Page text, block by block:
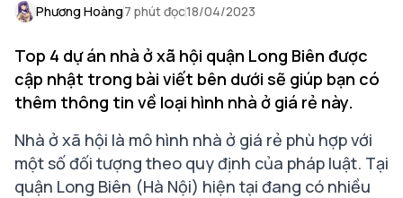
Phương Hoàng7 phút đọc18/04/2023
Top 4 dự án nhà ở xã hội quận Long Biên được
cập nhật trong bài viết bên dưới sẽ giúp bạn có
thêm thông tin về loại hình nhà ở giá rẻ này.
Nhà ở xã hội là mô hình nhà ở giá rẻ phù hợp với
một số đối tượng theo quy định của pháp luật. Tại
quận Long Biên (Hà Nội) hiện tại đang có nhiều